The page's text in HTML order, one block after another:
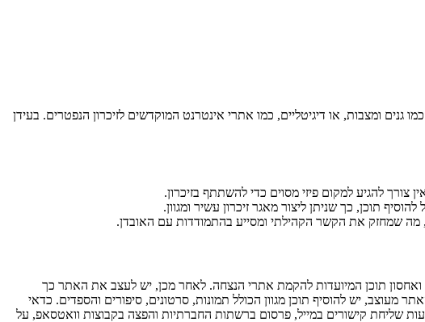
ומצבות, או דיגיטליים, כמו אתרי אינטרנט המוקדשים לזיכרון הנפטרים. בעידן
להגיע למקום פיזי מסוים כדי להשתתף בזיכרון.
תוכן, כך שניתן ליצור מאגר זיכרון עשיר ומגוון.
מה שמחזק את הקשר הקהילתי ומסייע בהתמודדות עם האובדן.
ואחסון תוכן המיועדות להקמת אתרי הנצחה. לאחר מכן, יש לעצב את האתר כך
יש להוסיף תוכן מגוון הכולל תמונות, סרטונים, סיפורים והספדים. כדאי
שליחת קישורים במייל, פרסום ברשתות החברתיות והפצה בקבוצות וואטסאפ, על